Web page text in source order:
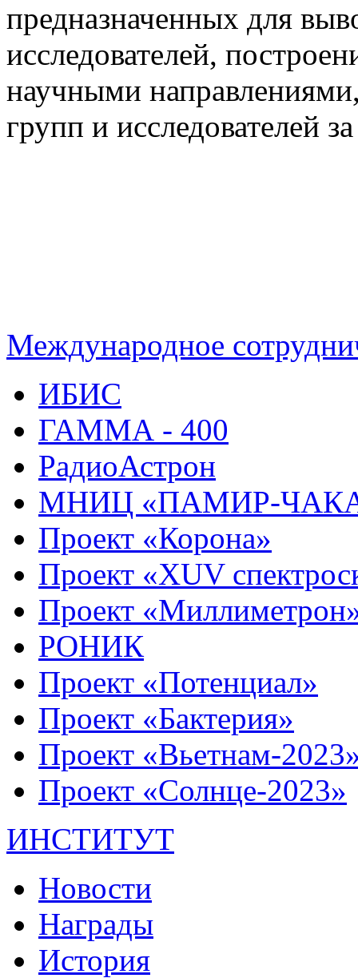
предназначенных для
исследователей,
научными направлениями,
групп и исследователей
Международное
ИБИС
ГАММА - 400
РадиоАстрон
МНИЦ «ПАМИР-
Проект «Корона»
Проект «XUV
Проект
РОНИК
Проект «Потенциал»
Проект «Бактерия»
Проект «Вьетнам-
Проект «Солнце-2023»
ИНСТИТУТ
Новости
Награды
История